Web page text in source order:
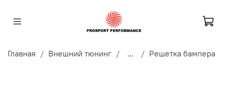
Главная Внешний тюнинг ... Решетка бампера